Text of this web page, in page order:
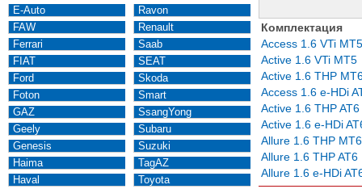
E-Auto
FAW
Ferrari
FIAT
Ford
Foton
GAZ
Geely
Genesis
Haima
Haval
Ravon
Renault
Saab
SEAT
Skoda
Smart
SsangYong
Subaru
Suzuki
TagAZ
Toyota
Комплектация
Access 1.6 VTi MT5
Active 1.6 VTi MT5
Active 1.6 THP
Access 1.6 e-HDi
Active 1.6 THP AT6
Active 1.6 e-HDi
Allure 1.6 THP MT6
Allure 1.6 THP AT6
Allure 1.6 e-HDi